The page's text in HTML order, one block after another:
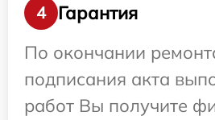
4
Гарантия
По окончании
подписания акта
работ Вы получите